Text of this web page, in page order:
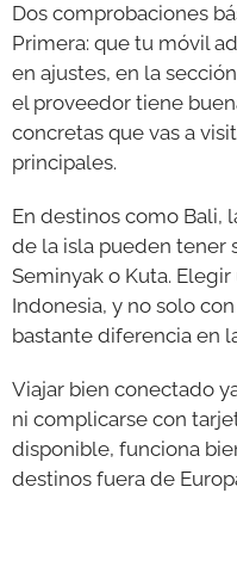
Dos comprobaciones
Primera: que tu móvil
en ajustes, en la
el proveedor tiene
concretas que vas a
principales.
En destinos como Bali,
de la isla pueden tener
Seminyak o Kuta.
Indonesia, y no solo
bastante diferencia en
Viajar bien conectado
ni complicarse con
disponible, funciona
destinos fuera de